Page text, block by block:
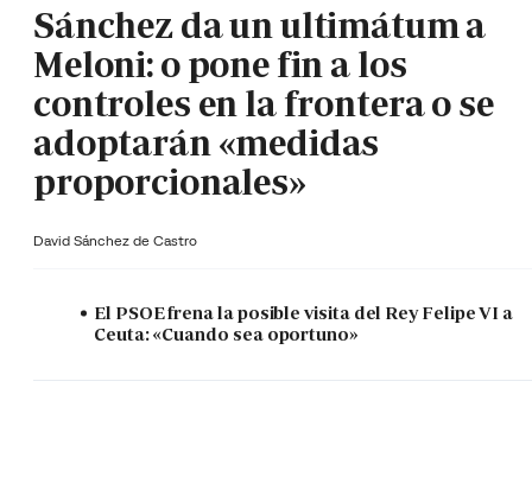
Sánchez da un ultimátum a
Meloni: o pone fin a los
controles en la frontera o se
adoptarán «medidas
proporcionales»
David Sánchez de Castro
El PSOE frena la posible visita del Rey Felipe VI a
Ceuta: «Cuando sea oportuno»